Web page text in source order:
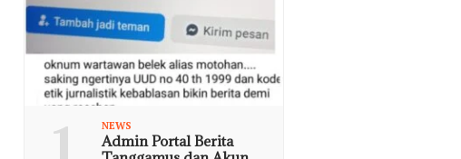
NEWS
Admin Portal Berita